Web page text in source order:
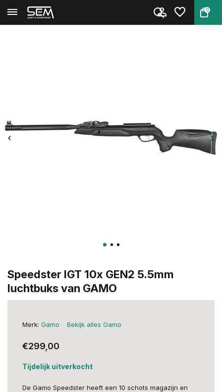
0
Terug Home Speedster IGT 10x GEN2 5.5mm l...
Speedster IGT 10x GEN2 5.5mm
luchtbuks van GAMO
Merk: Gamo Bekijk alles Gamo
€299,00
Tijdelijk uitverkocht
De Gamo Speedster heeft een 10 schots magazijn en